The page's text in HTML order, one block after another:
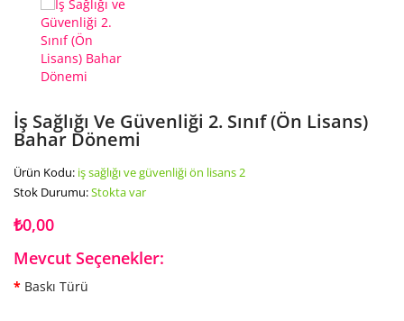
İş Sağlığı Ve Güvenliği 2. Sınıf (Ön Lisans)
Bahar Dönemi
Ürün Kodu: iş sağlığı ve güvenliği ön lisans 2
Stok Durumu:Stokta var
₺0,00
Mevcut Seçenekler:
Baskı Türü